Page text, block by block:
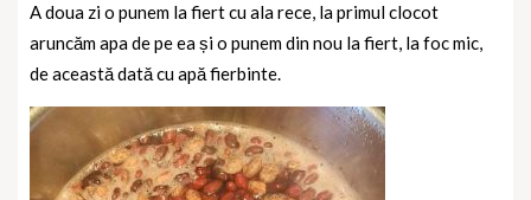
A doua zi o punem la fiert cu ala rece, la primul clocot
aruncăm apa de pe ea și o punem din nou la fiert, la foc mic,
de această dată cu apă fierbinte.